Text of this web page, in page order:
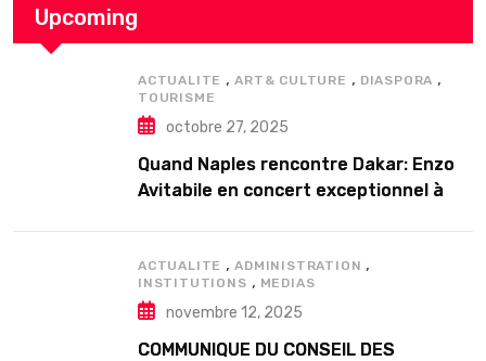
Upcoming
ACTUALITE ,ART& CULTURE , DIASPORA ,
TOURISME
octobre 27, 2025
Quand Naples rencontre Dakar: Enzo
Avitabile en concert exceptionnel à
ACTUALITE ,ADMINISTRATION ,
INSTITUTIONS , MEDIAS
novembre 12, 2025
COMMUNIQUE DU CONSEIL DES